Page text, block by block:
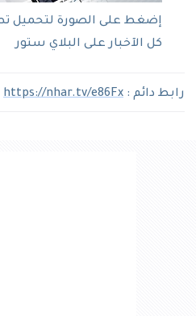
إضغط على الصورة لتحميل
كل الآخبار على البلاي ستور
رابط دائم : https://nhar.tv/e86Fx